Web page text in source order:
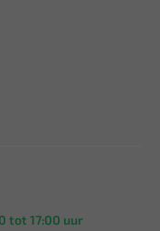
tot 17:00 uur